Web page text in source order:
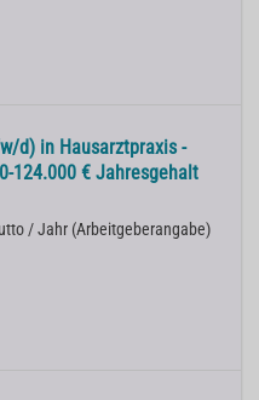
d) in Hausarztpraxis -
124.000 € Jahresgehalt
/ Jahr (Arbeitgeberangabe)